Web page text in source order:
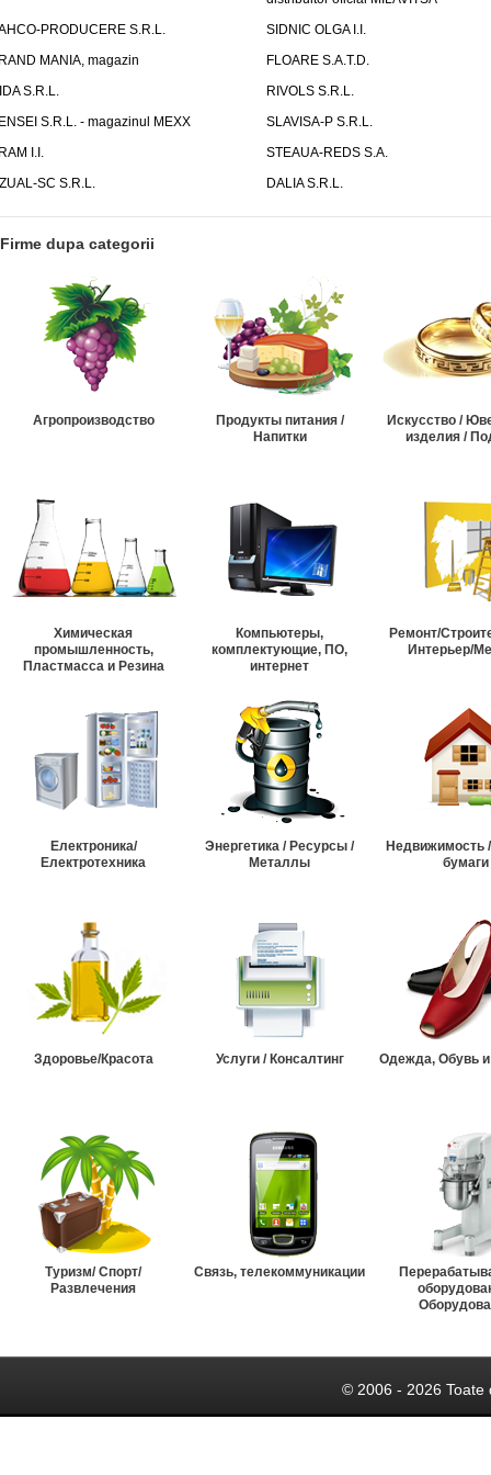
PRODUCERE S.R.L.
SIDNIC OLGA I.I.
MANIA, magazin
FLOARE S.A.T.D.
S.R.L.
RIVOLS S.R.L.
S.R.L. - magazinul MEXX
SLAVISA-P S.R.L.
I.I.
STEAUA-REDS S.A.
SC S.R.L.
DALIA S.R.L.
Firme dupa categorii
Агропроизводство
Продукты питания /
Напитки
Искусство /
изделия /
Химическая
промышленность,
Пластмасса и Резина
Компьютеры,
комплектующие, ПО,
интернет
Ремонт/
Интерьер/
Електроника/
Електротехника
Энергетика / Ресурсы /
Металлы
Недвижимость
бумаги
Здоровье/Красота Услуги / Консалтинг Одежда, Обувь и
Туризм/ Спорт/
Развлечения
Связь, телекоммуникации
© 2006 - 2026